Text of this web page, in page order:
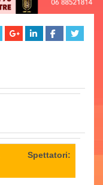
Spettatori: